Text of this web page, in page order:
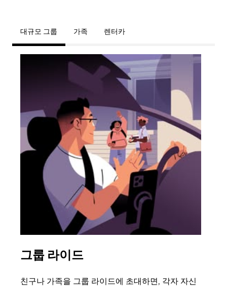
대규모 그룹 가족 렌터카
그룹 라이드
친구나 가족을 그룹 라이드에 초대하면, 각자 자신